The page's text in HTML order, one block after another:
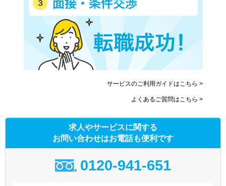
サービスのご利用ガイドはこちら >
よくあるご質問はこちら >
求人やサービスに関する
お問い合わせはお電話も便利です
0120-941-651